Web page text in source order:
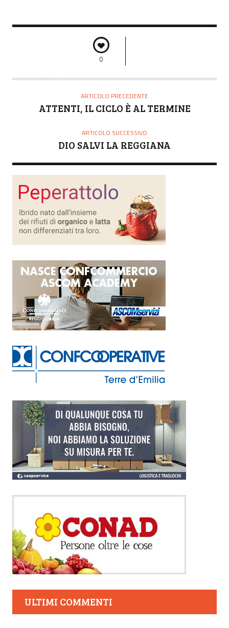
0
ARTICOLO PRECEDENTE
ATTENTI, IL CICLO È AL TERMINE
ARTICOLO SUCCESSIVO
DIO SALVI LA REGGIANA
ULTIMI COMMENTI